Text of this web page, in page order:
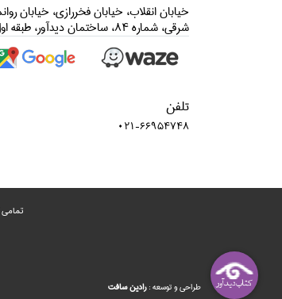
خيابان انقلاب، خيابان فخررازي، خيابان
شرقي، شماره 84، ساختمان ديدآور، طبقه اول
تلفن
021-66954748
طراحي و توسعه : رادين‌ سافت